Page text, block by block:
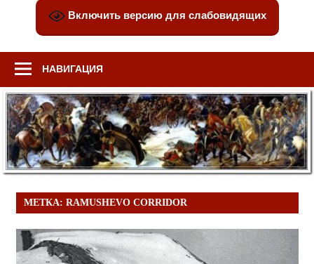
Включить версию для слабовидящих
НАВИГАЦИЯ
МЕТКА: RAMUSHEVO CORRIDOR